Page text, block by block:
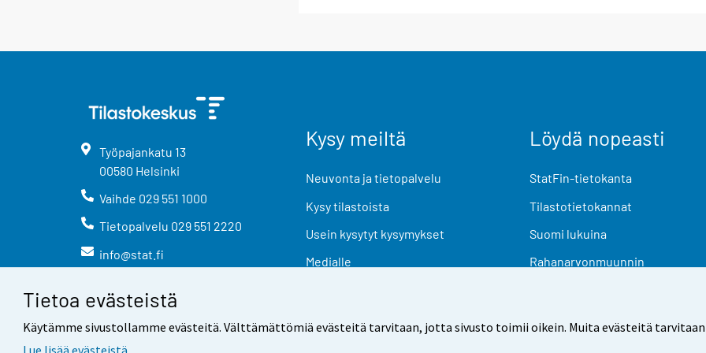
Tietoa evästeistä
Käytämme sivustollamme evästeitä. Välttämättömiä evästeitä tarvitaan, jotta sivusto toimii oikein. Muita evästeitä
Lue lisää evästeistä.
Työpajankatu 13
00580 Helsinki
Vaihde 029 551 1000
Tietopalvelu 029 551 2220
info@stat.fi
Kysy meiltä
Neuvonta ja tietopalvelu
Kysy tilastoista
Usein kysytyt kysymykset
Medialle
Löydä nopeasti
StatFin-tietokanta
Tilastotietokannat
Suomi lukuina
Rahanarvonmuunnin